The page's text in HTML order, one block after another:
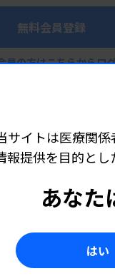
者の印象深い症
性症例
ル～
検査技術課長
はこちら（外部リンク
無料会員登録
員の方はこちらからロ
サイトは医療関係
報提供を目的とし
あなた
はい